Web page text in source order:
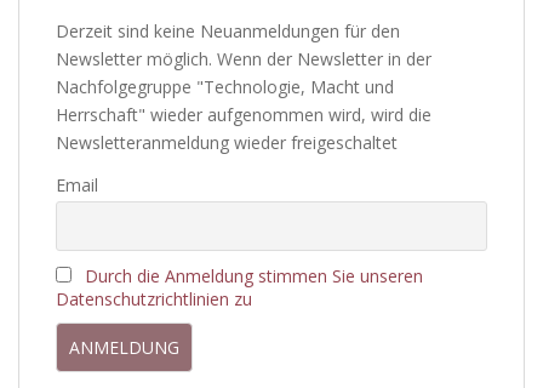
Derzeit sind keine Neuanmeldungen für den
Newsletter möglich. Wenn der Newsletter in der
Nachfolgegruppe "Technologie, Macht und
Herrschaft" wieder aufgenommen wird, wird die
Newsletteranmeldung wieder freigeschaltet
Email
Durch die Anmeldung stimmen Sie unseren
Datenschutzrichtlinien zu